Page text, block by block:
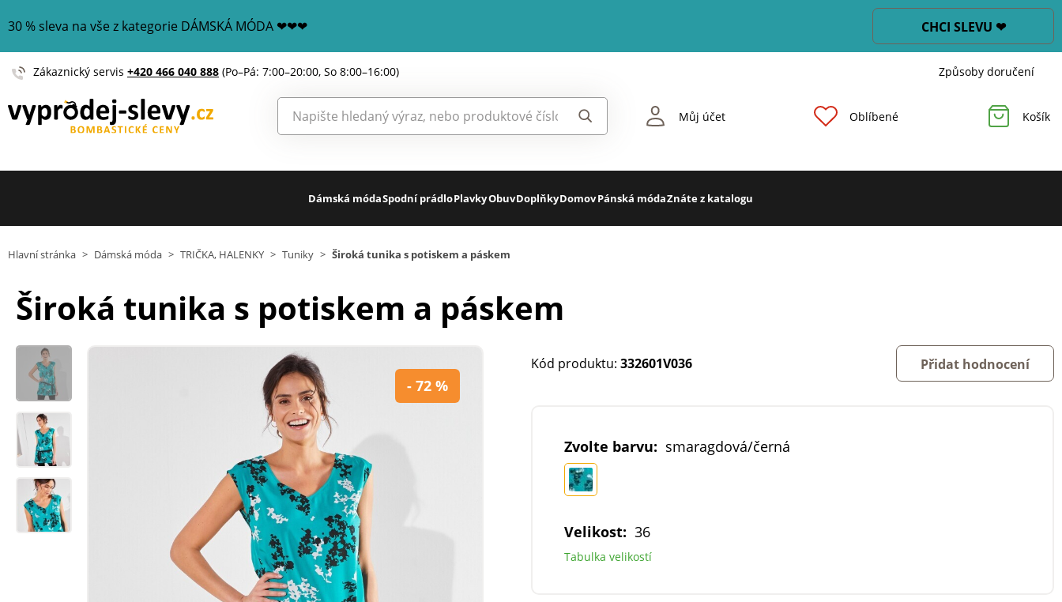
30 % sleva na vše z kategorie DÁMSKÁ MÓDA ❤❤❤ CHCI SLEVU ❤
Zákaznický servis +420 466 040 888 (Po–Pá: 7:00–20:00, So 8:00–16:00) Způsoby doručení
Můj účet Oblíbené Košík
Dámská módaSpodní prádloPlavkyObuvDoplňkyDomovPánská módaZnáte z katalogu
Hlavní stránka > Dámská móda > TRIČKA, HALENKY > Tuniky > Široká tunika s potiskem a páskem
Široká tunika s potiskem a páskem
- 72 %
Kód produktu: 332601V036 Přidat hodnocení
Zvolte barvu: smaragdová/černá
Velikost: 36
Tabulka velikostí